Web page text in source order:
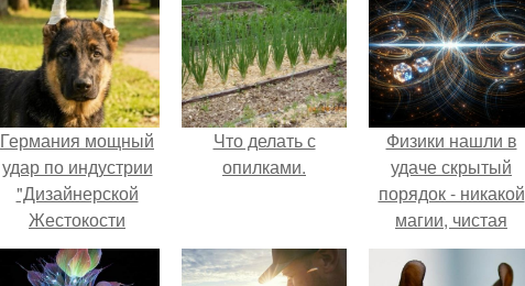
Германия мощный
удар по индустрии
"Дизайнерской
Жестокости
нанесла".
Что делать с
опилками.
Физики нашли в
удаче скрытый
порядок - никакой
магии, чистая
квантовая
механика.